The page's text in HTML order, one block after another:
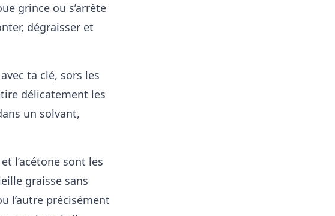
grince ou s’arrête
dégraisser et
ta clé, sors les
délicatement les
un solvant,
l’acétone sont les
graisse sans
l’autre précisément